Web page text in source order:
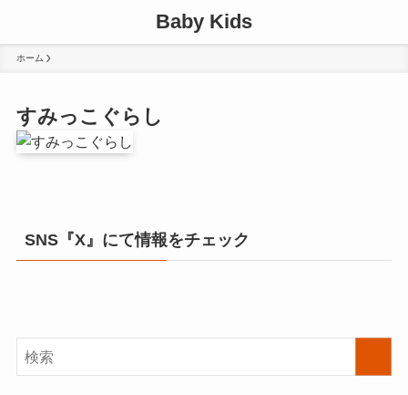
Baby Kids
ホーム
すみっこぐらし
SNS『X』にて情報をチェック